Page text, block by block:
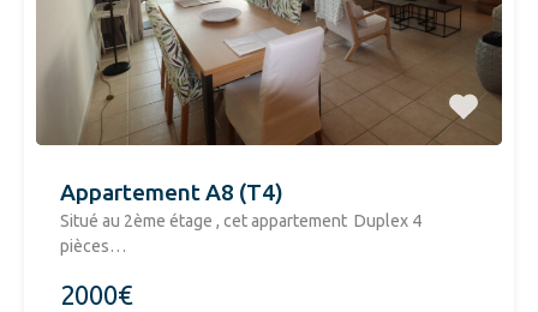
Appartement A8 (T4)
Situé au 2ème étage , cet appartement Duplex 4
pièces…
2000€